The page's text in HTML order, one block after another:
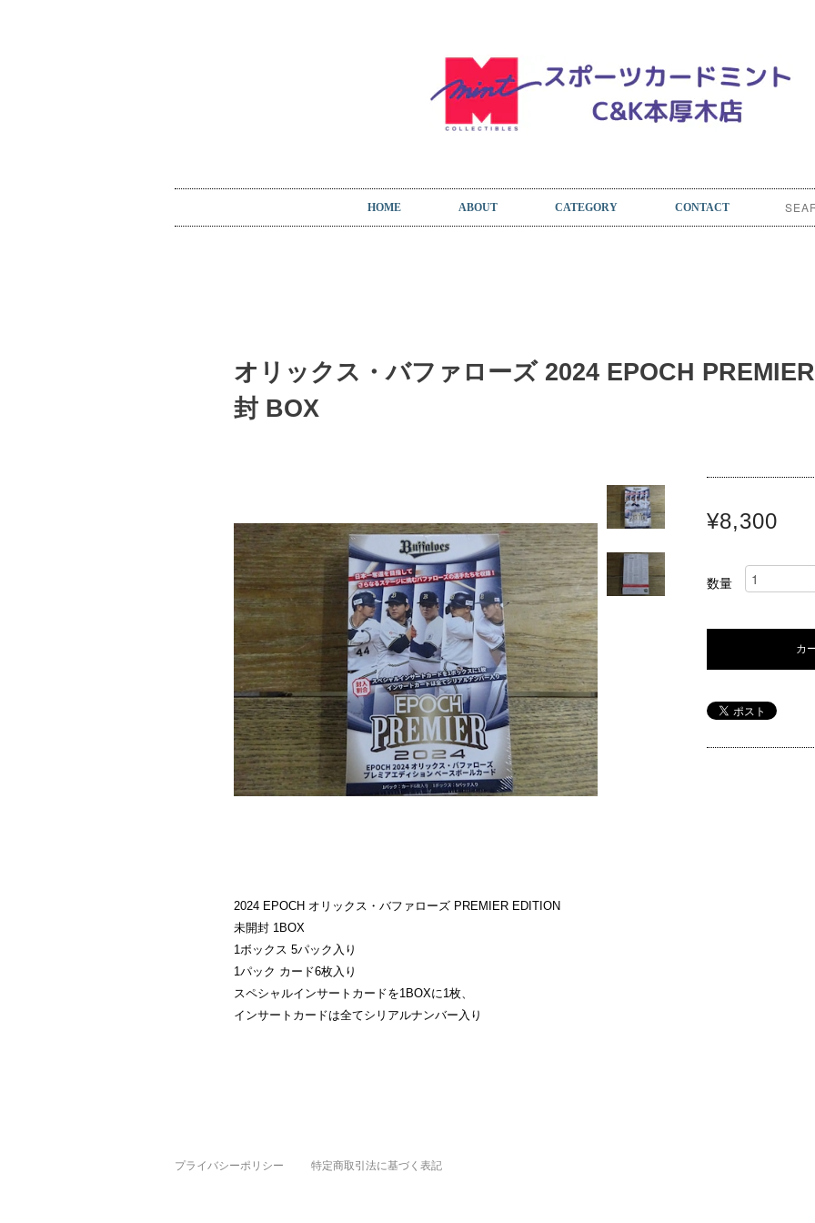
HOME ABOUT CATEGORY CONTACT
オリックス・バファローズ 2024 EPOCH
封 BOX
2024 EPOCH オリックス・バファローズ PREMIER EDITION
未開封 1BOX
1ボックス 5パック入り
1パック カード6枚入り
スペシャルインサートカードを1BOXに1枚、
インサートカードは全てシリアルナンバー入り
¥8,300
数量
カ
プライバシーポリシー 特定商取引法に基づく表記